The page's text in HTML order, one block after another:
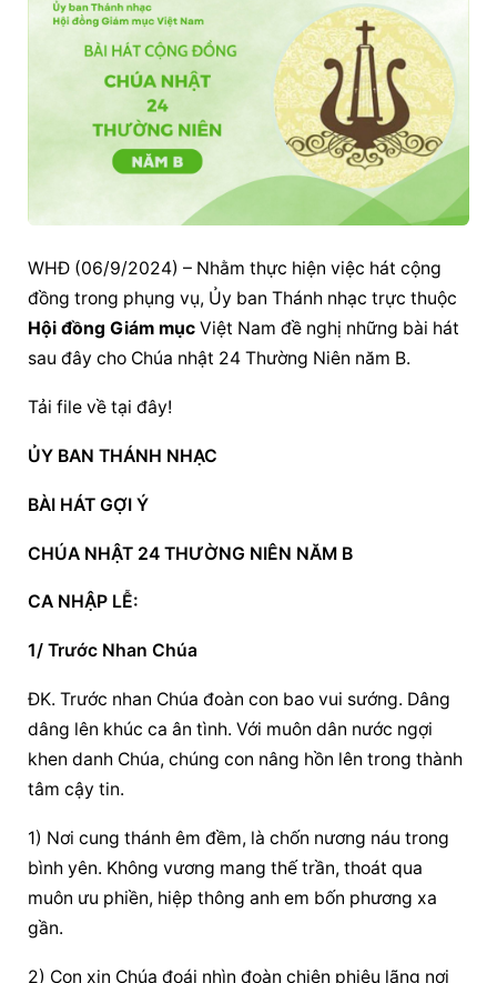
WHĐ (06/9/2024) – Nhằm thực hiện việc hát cộng
Hội đồng Giám mục Việt Nam đề nghị những bài hát
sau đây cho Chúa nhật 24 Thường Niên năm B.
Tải file về tại đây!
ỦY BAN THÁNH NHẠC
BÀI HÁT GỢI Ý
CHÚA NHẬT 24 THƯỜNG NIÊN NĂM B
CA NHẬP LỄ:
1/ Trước Nhan Chúa
ĐK. Trước nhan Chúa đoàn con bao vui sướng. Dâng
dâng lên khúc ca ân tình. Với muôn dân nước ngợi
khen danh Chúa, chúng con nâng hồn lên trong thành
tâm cậy tin.
1) Nơi cung thánh êm đềm, là chốn nương náu trong
bình yên. Không vương mang thế trần, thoát qua
muôn ưu phiền, hiệp thông anh em bốn phương xa
gần.
2) Con xin Chúa đoái nhìn đoàn chiên phiêu lãng nơi